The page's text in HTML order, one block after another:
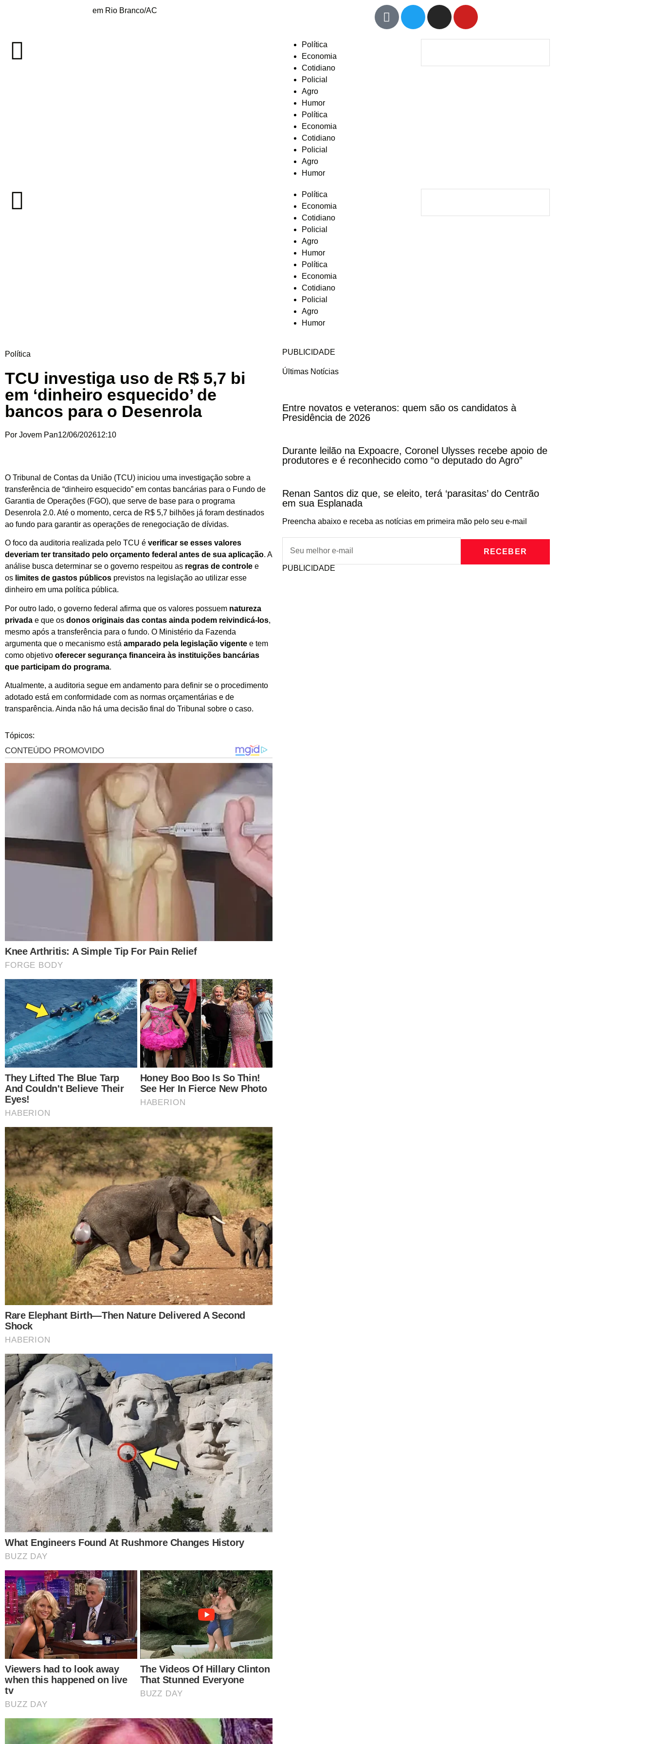
em Rio Branco/AC
Política
Economia
Cotidiano
Policial
Agro
Humor
Política
Economia
Cotidiano
Policial
Agro
Humor
Política
Economia
Cotidiano
Policial
Agro
Humor
Política
Economia
Cotidiano
Policial
Agro
Humor
Política
TCU investiga uso de R$ 5,7 bi
em ‘dinheiro esquecido’ de
bancos para o Desenrola
Por Jovem Pan12/06/202612:10
O Tribunal de Contas da União (TCU) iniciou uma investigação sobre a
transferência de “dinheiro esquecido” em contas bancárias para o Fundo de
Garantia de Operações (FGO), que serve de base para o programa
Desenrola 2.0. Até o momento, cerca de R$ 5,7 bilhões já foram destinados
ao fundo para garantir as operações de renegociação de dívidas.
O foco da auditoria realizada pelo TCU é verificar se esses valores
deveriam ter transitado pelo orçamento federal antes de sua aplicação. A
análise busca determinar se o governo respeitou as regras de controle e
os limites de gastos públicos previstos na legislação ao utilizar esse
dinheiro em uma política pública.
Por outro lado, o governo federal afirma que os valores possuem natureza
privada e que os donos originais das contas ainda podem reivindicá-los,
mesmo após a transferência para o fundo. O Ministério da Fazenda
argumenta que o mecanismo está amparado pela legislação vigente e tem
como objetivo oferecer segurança financeira às instituições bancárias
que participam do programa.
Atualmente, a auditoria segue em andamento para definir se o procedimento
adotado está em conformidade com as normas orçamentárias e de
transparência. Ainda não há uma decisão final do Tribunal sobre o caso.
Tópicos:
PUBLICIDADE
Últimas Notícias
Entre novatos e veteranos: quem são os candidatos à
Presidência de 2026
Durante leilão na Expoacre, Coronel Ulysses recebe apoio de
produtores e é reconhecido como “o deputado do Agro”
Renan Santos diz que, se eleito, terá ‘parasitas’ do Centrão
em sua Esplanada
Preencha abaixo e receba as notícias em primeira mão pelo seu e-mail
RECEBER
PUBLICIDADE